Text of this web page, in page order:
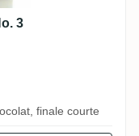
3
finale courte